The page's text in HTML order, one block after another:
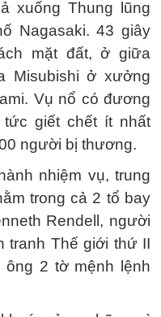
xuống Thung lũng
Nagasaki. 43 giây
mặt đất, ở giữa
Misubishi ở xưởng
Vụ nổ có đương
tức giết chết ít nhất
người bị thương.
nhiệm vụ, trung
trong cả 2 tổ bay
Rendell, người
tranh Thế giới thứ II
ông 2 tờ mệnh lệnh